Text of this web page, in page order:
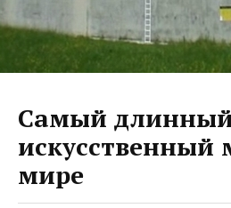
Самый
искусственный
мире